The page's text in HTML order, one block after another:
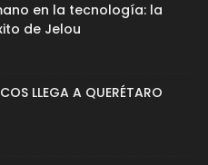
en la tecnología: la
de Jelou
LLEGA A QUERÉTARO